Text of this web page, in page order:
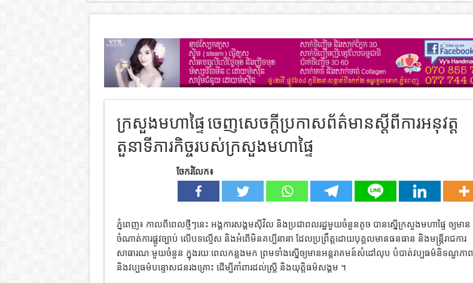
ក្រសួងមហាផ្ទៃ ចេញសេចក្តីប្រកាសព័ត៌មានស្តីពីការអនុវត្ត
តួនាទីភារកិច្ចរបស់ក្រសួងមហាផ្ទៃ
ចែករំលែក៖
ភ្នំពេញ៖ កាលពីពេលថ្មីៗនេះ អង្គការសង្គមស៊ីវិល និងប្រជាពលរដ្ឋមួយចំនួនតូច បានស្នើក្រសួងមហាផ្ទៃ ឲ្យមាន
ចំណាត់ការផ្លូវច្បាប់ លើបទល្មើស និងអំពើមិនគប្បីនានា ដែលប្រព្រឹត្តដោយបុគ្គលមានធនធាន និងមន្ត្រីរាជការ
សាធារណៈមួយចំនួន ក្នុងរយៈពេលកន្លងមក ព្រមទាំងស្នើឲ្យមានអន្តរាគមន៍សំដៅលុប បំបាត់វប្បធម៌និទណ្ឌភាព
និងវប្បធម៌បន្ទោសជនរងគ្រោះ ដើម្បីគាំពារដល់ស្ត្រី និងយុត្តិធម៌សង្គម ។